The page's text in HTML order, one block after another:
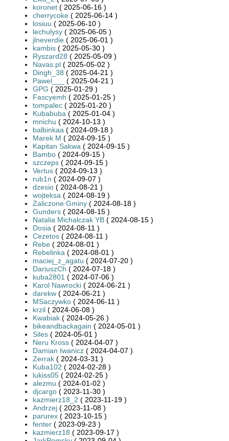
koronet ( 2025-06-16 )
cherrycoke ( 2025-06-14 )
losiuu ( 2025-06-10 )
lechulysy ( 2025-06-05 )
jlneverdie ( 2025-06-01 )
kambis ( 2025-05-30 )
Ryszard28 ( 2025-05-09 )
Navas.pl ( 2025-05-02 )
Dingh_38 ( 2025-04-21 )
Pawel___
( 2025-04-21 )
GPG ( 2025-01-29 )
Fascyemh ( 2025-01-25 )
tompalec ( 2025-01-20 )
Kubabuba ( 2025-01-04 )
mnichu ( 2024-10-13 )
balbinkaa ( 2024-09-18 )
Marek M ( 2024-09-15 )
Kapitan Sakwa ( 2024-09-15 )
Bambo ( 2024-09-15 )
szczeps ( 2024-09-15 )
Vertus ( 2024-09-13 )
rub1n ( 2024-09-07 )
dzesio ( 2024-08-21 )
wojteksa ( 2024-08-19 )
Zaliczone Gminy ( 2024-08-18 )
Gunders ( 2024-08-15 )
Natalia Michalczak YB ( 2024-08-15 )
Dosia ( 2024-08-11 )
Cezetos ( 2024-08-11 )
Rebe ( 2024-08-01 )
Rebelinka ( 2024-08-01 )
maciej_z_agatu ( 2024-07-20 )
DariuszCh ( 2024-07-18 )
kuba2801 ( 2024-07-06 )
Karol Nawrocki ( 2024-06-21 )
darekw ( 2024-06-21 )
MSaczywko ( 2024-06-11 )
krzil ( 2024-06-08 )
Kwabiak ( 2024-05-26 )
bikeandbackagain ( 2024-05-01 )
Siles ( 2024-05-01 )
Neru Kross ( 2024-04-07 )
Damian Iwanicz ( 2024-04-07 )
Zerrak ( 2024-03-31 )
Kuba102 ( 2024-02-28 )
lukiss05 ( 2024-02-25 )
alezmu ( 2024-01-02 )
djcargo ( 2023-11-30 )
kazmierz18_2 ( 2023-11-19 )
Andrzej ( 2023-11-08 )
parurex ( 2023-10-15 )
fenter ( 2023-09-23 )
kazmierz18 ( 2023-09-17 )